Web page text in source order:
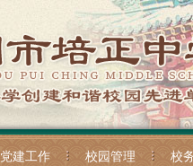
党建工作 校园管理 校